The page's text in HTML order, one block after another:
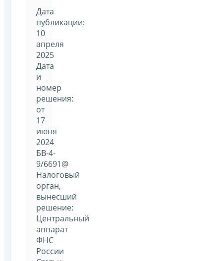
Дата
публикации:
10
апреля
2025
Дата
и
номер
решения:
от
17
июня
2024
БВ-4-
9/6691@
Налоговый
орган,
вынесший
решение:
Центральный
аппарат
ФНС
России